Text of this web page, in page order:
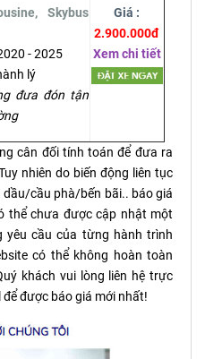
Skybus
- 2025
lý
đưa đón tận
Giá :
2.900.000đ
Xem chi tiết
cân đối tính toán để đưa ra
nhiên do biến động liên tục
cầu phà/bến bãi.. báo giá
thể chưa được cập nhật một
yêu cầu của từng hành trình
có thể không hoàn toàn
khách vui lòng liên hệ trực
được báo giá mới nhất!